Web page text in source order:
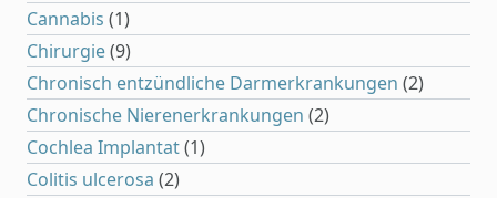
Cannabis (1)
Chirurgie(9)
Chronisch entzündliche Darmerkrankungen (2)
Chronische Nierenerkrankungen (2)
Cochlea Implantat(1)
Colitis ulcerosa (2)